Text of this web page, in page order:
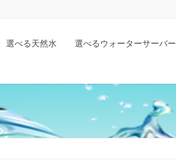
選べる天然水 選べるウォーターサーバー